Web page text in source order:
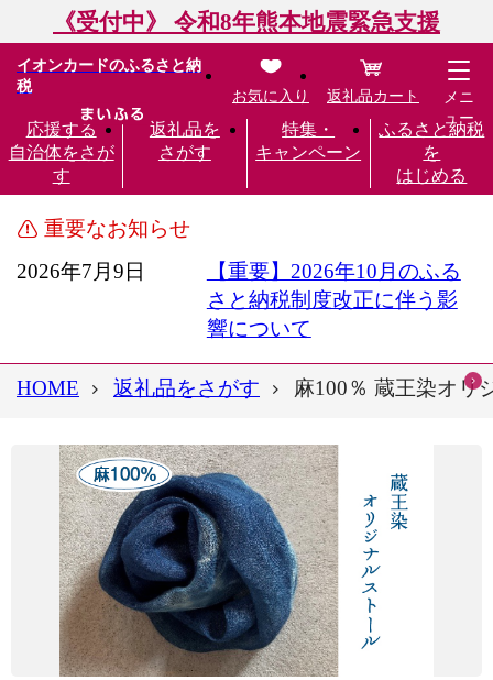
《受付中》 令和8年熊本地震緊急支援
イオンカードのふるさと納
税
応援する
自治体をさが
す
返礼品を
さがす
特集・
キャンペーン
ふるさと納税
を
はじめる
お気に入り 返礼品カート
メニ
ュー
重要なお知らせ
2026年7月9日
【重要】2026年10月のふる
さと納税制度改正に伴う影
響について
HOME 返礼品をさがす 麻100％ 蔵王染オ